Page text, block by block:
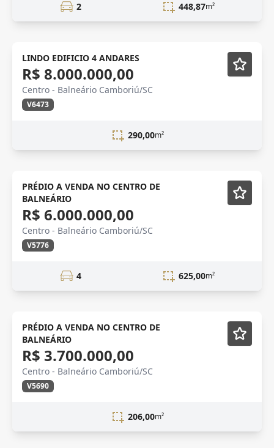
2 448,87m²
VENDA
LINDO EDIFICIO 4 ANDARES
R$ 8.000.000,00
Centro - Balneário Camboriú/SC
V6473
290,00m²
VENDA Semi-mobiliado
PRÉDIO A VENDA NO CENTRO DE
BALNEÁRIO
R$ 6.000.000,00
Centro - Balneário Camboriú/SC
V5776
4 625,00m²
VENDA
PRÉDIO A VENDA NO CENTRO DE
BALNEÁRIO
R$ 3.700.000,00
Centro - Balneário Camboriú/SC
V5690
206,00m²